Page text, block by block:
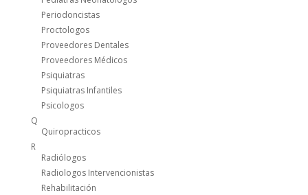
Periodoncistas
Proctologos
Proveedores Dentales
Proveedores Médicos
Psiquiatras
Psiquiatras Infantiles
Psicologos
Q
Quiropracticos
R
Radiólogos
Radiologos Intervencionistas
Rehabilitación